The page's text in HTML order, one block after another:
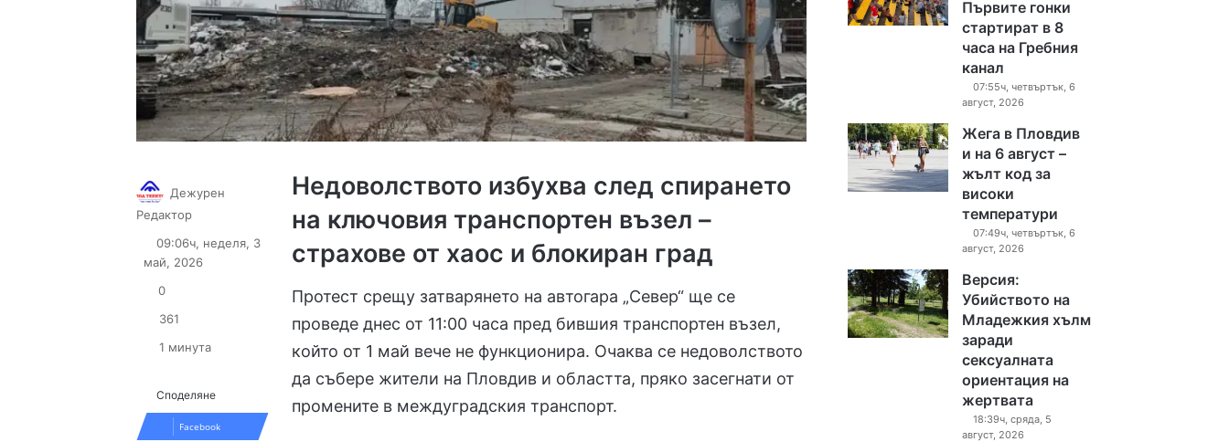
Недоволството избухва след спирането
на ключовия транспортен възел –
страхове от хаос и блокиран град
Протест срещу затварянето на автогара „Север“ ще се
проведе днес от 11:00 часа пред бившия транспортен възел,
който от 1 май вече не функционира. Очаква се недоволството
да събере жители на Пловдив и областта, пряко засегнати от
промените в междуградския транспорт.
Дежурен
Редактор
X email
09:06ч, неделя, 3
май, 2026
0
361
1 минута
Споделяне
Facebook
Първите гонки
стартират в 8
часа на Гребния
канал
07:55ч, четвъртък, 6
август, 2026
Жега в Пловдив
и на 6 август –
жълт код за
високи
температури
07:49ч, четвъртък, 6
август, 2026
Версия:
Убийството на
Младежкия хълм
заради
сексуалната
ориентация на
жертвата
18:39ч, сряда, 5
август, 2026